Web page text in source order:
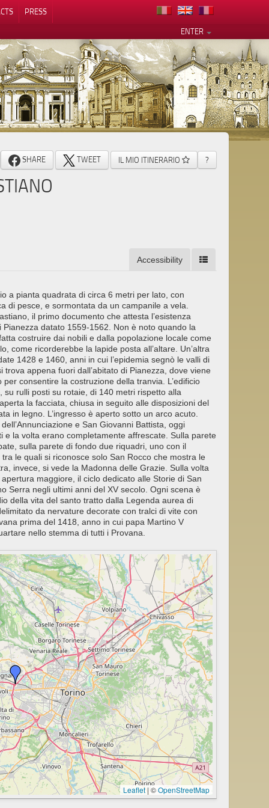
PRESS
ENTER
SHARE TWEET IL MIO ITINERARIO ?
Accessibility
a pianta quadrata di circa 6 metri per lato, con
di pesce, e sormontata da un campanile a vela.
il primo documento che attesta l’esistenza
datato 1559-1562. Non è noto quando la
costruire dai nobili e dalla popolazione locale come
come ricorderebbe la lapide posta all’altare. Un’altra
1428 e 1460, anni in cui l’epidemia segnò le valli di
appena fuori dall’abitato di Pianezza, dove viene
consentire la costruzione della tranvia. L’edificio
rulli posti su rotaie, di 140 metri rispetto alla
la facciata, chiusa in seguito alle disposizioni del
in legno. L’ingresso è aperto sotto un arco acuto.
e San Giovanni Battista, oggi
e la volta erano completamente affrescate. Sulla parete
sulla parete di fondo due riquadri, uno con il
le quali si riconosce solo San Rocco che mostra le
invece, si vede la Madonna delle Grazie. Sulla volta
maggiore, il ciclo dedicato alle Storie di San
Serra negli ultimi anni del XV secolo. Ogni scena è
della vita del santo tratto dalla Legenda aurea di
da nervature decorate con tralci di vite con
prima del 1418, anno in cui papa Martino V
nello stemma di tutti i Provana.
Leaflet| ©OpenStreetMap